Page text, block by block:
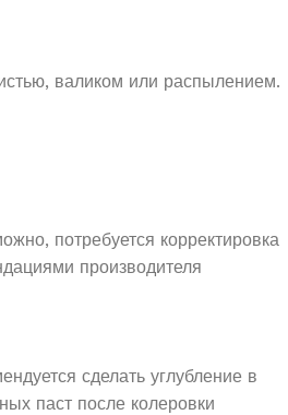
валиком или распылением.
потребуется корректировка
производителя
сделать углубление в
паст после колеровки